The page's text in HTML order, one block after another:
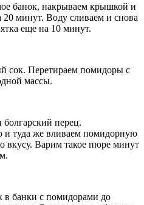
банок, накрываем крышкой и
20 минут. Воду сливаем и снова
еще на 10 минут.
сок. Перетираем помидоры с
массы.
перец.
туда же вливаем помидорную
вкусу. Варим такое пюре минут
в банки с помидорами до